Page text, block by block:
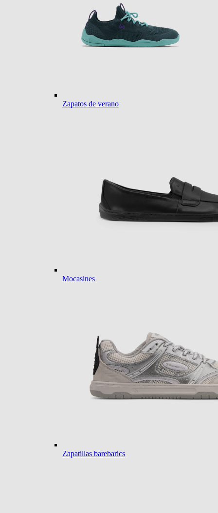
Zapatos de verano
Mocasines
Zapatillas barebarics